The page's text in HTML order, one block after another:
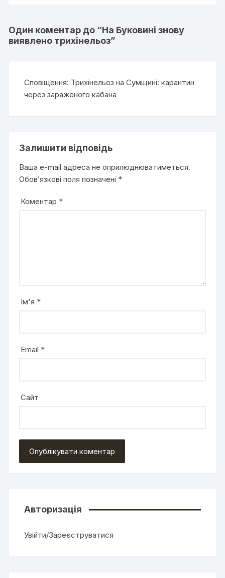
Один коментар до “На Буковині знову
виявлено трихінельоз”
Сповіщення: Трихінельоз на Сумщині: карантин
через зараженого кабана
Залишити відповідь
Ваша e-mail адреса не оприлюднюватиметься.
Обов’язкові поля позначені *
Коментар *
Ім'я *
Email *
Сайт
Авторизація
Увійти/Зареєструватися